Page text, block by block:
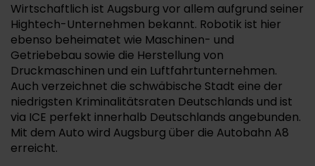
Wirtschaftlich ist Augsburg vor allem aufgrund seiner
Hightech-Unternehmen bekannt. Robotik ist hier
ebenso beheimatet wie Maschinen- und
Getriebebau sowie die Herstellung von
Druckmaschinen und ein Luftfahrtunternehmen.
Auch verzeichnet die schwäbische Stadt eine der
niedrigsten Kriminalitätsraten Deutschlands und ist
via ICE perfekt innerhalb Deutschlands angebunden.
Mit dem Auto wird Augsburg über die Autobahn A8
erreicht.